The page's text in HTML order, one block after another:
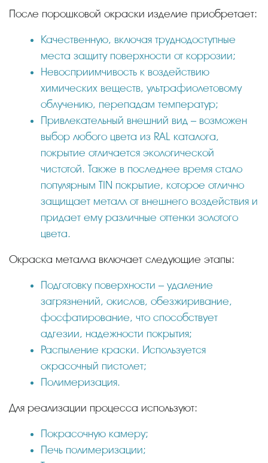
После порошковой окраски изделие приобретает:
Качественную, включая труднодоступные
места защиту поверхности от коррозии;
Невосприимчивость к воздействию
химических веществ, ультрафиолетовому
облучению, перепадам температур;
Привлекательный внешний вид – возможен
выбор любого цвета из RAL каталога,
покрытие отличается экологической
чистотой. Также в последнее время стало
популярным TIN покрытие, которое отлично
защищает металл от внешнего воздействия и
придает ему различные оттенки золотого
цвета.
Окраска металла включает следующие этапы:
Подготовку поверхности – удаление
загрязнений, окислов, обезжиривание,
фосфатирование, что способствует
адгезии, надежности покрытия;
Распыление краски. Используется
окрасочный пистолет;
Полимеризация.
Для реализации процесса используют:
Покрасочную камеру;
Печь полимеризации;